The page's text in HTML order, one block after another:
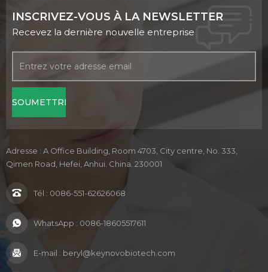
INSCRIVEZ-VOUS À LA NEWSLETTER
Recevez la dernière nouvelle entreprise
Adresse : A Office Building, Room 4703, City centre, No. 333,
Qimen Road, Hefei, Anhui. China. 230001
Tél : 0086-551-62626068
WhatsApp : 0086-18605517611
E-mail : beryl@keynovobiotech.com